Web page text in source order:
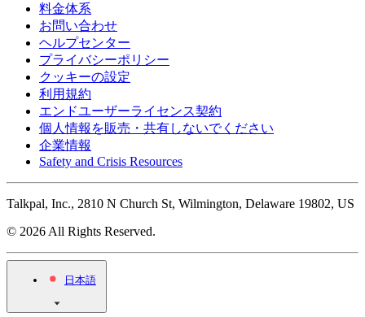
料金体系
お問い合わせ
ヘルプセンター
プライバシーポリシー
クッキーの設定
利用規約
エンドユーザーライセンス契約
個人情報を販売・共有しないでください
企業情報
Safety and Crisis Resources
Talkpal, Inc., 2810 N Church St, Wilmington, Delaware 19802, US
© 2026 All Rights Reserved.
日本語